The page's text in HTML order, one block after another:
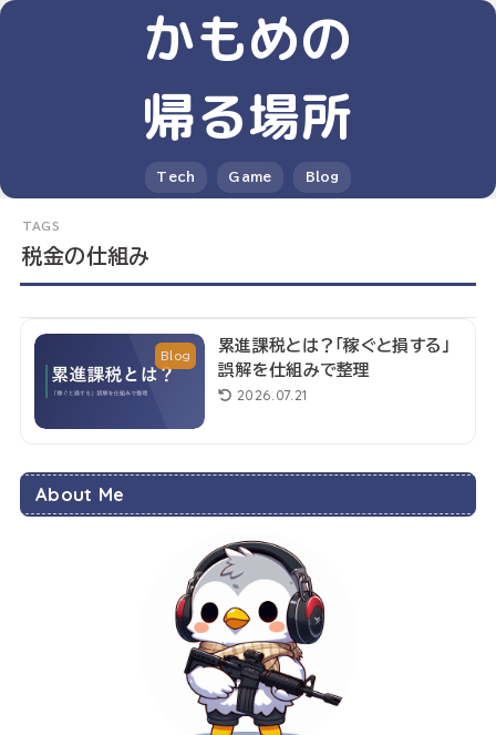
かもめの
帰る場所
Tech Game Blog
税金の仕組み
Blog
累進課税とは？「稼ぐと損する」
誤解を仕組みで整理
2026.07.21
About Me